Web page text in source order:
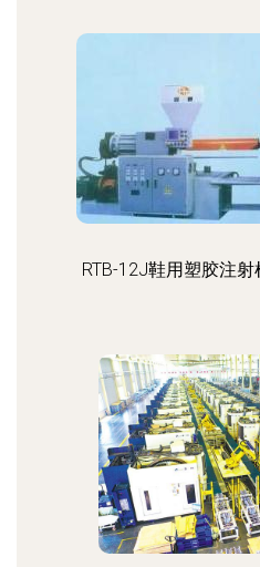
RTB-12J鞋用塑胶注